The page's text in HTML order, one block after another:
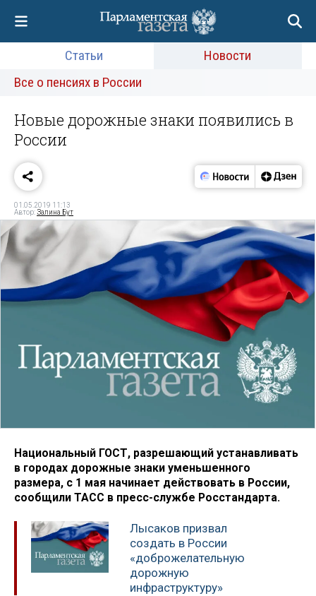
Статьи
Новости
Все о пенсиях в России
Новые дорожные знаки появились в
России
01.05.2019 11:13
Автор:Залина Бут
Национальный ГОСТ, разрешающий устанавливать
в городах дорожные знаки уменьшенного
размера, с 1 мая начинает действовать в России,
сообщили ТАСС в пресс-службе Росстандарта.
Лысаков призвал
создать в России
«доброжелательную
дорожную
инфраструктуру»